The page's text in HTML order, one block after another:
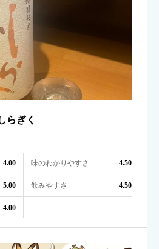
らぎく
4.00 味のわかりやすさ 4.50
5.00 飲みやすさ 4.50
4.00